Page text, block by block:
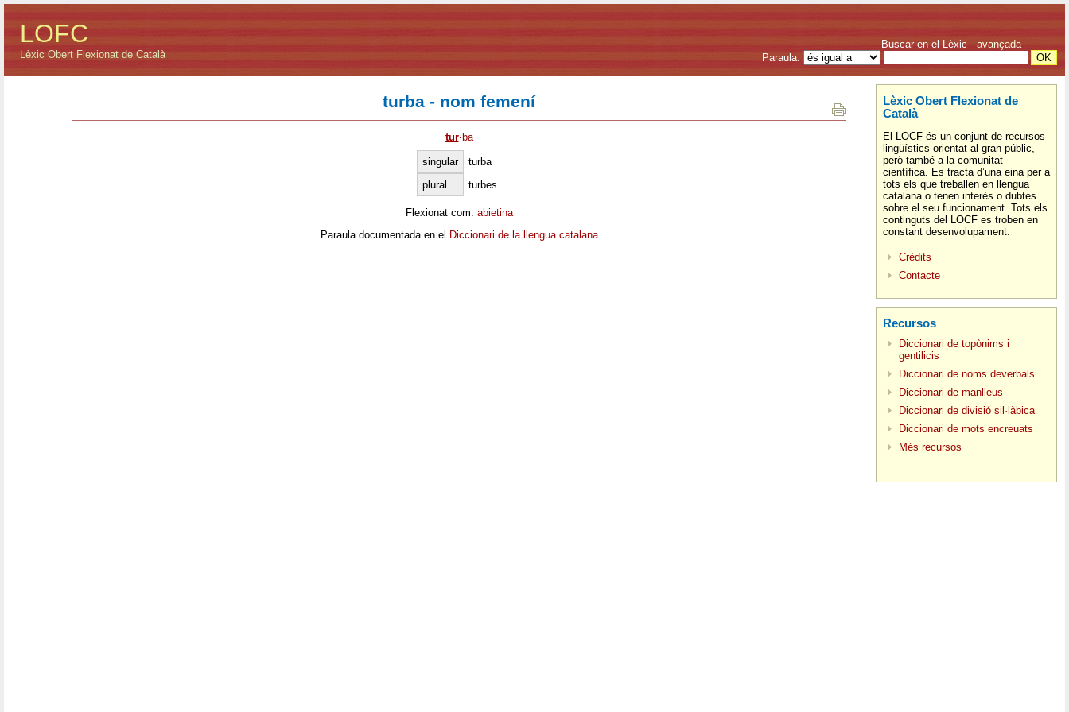
LOFC
Lèxic Obert Flexionat de Català
Buscar en el Lèxic avançada
Paraula:
turba - nom femení
tur· ba
singular
turba
plural
turbes
Flexionat com: abietina
Paraula documentada en el Diccionari de la llengua catalana
Lèxic Obert Flexionat de
Català
El LOCF és un conjunt de recursos
lingüístics orientat al gran públic,
però també a la comunitat
científica. Es tracta d’una eina per a
tots els que treballen en llengua
catalana o tenen interès o dubtes
sobre el seu funcionament. Tots els
continguts del LOCF es troben en
constant desenvolupament.
Crèdits
Contacte
Recursos
Diccionari de topònims i
gentilicis
Diccionari de noms deverbals
Diccionari de manlleus
Diccionari de divisió sil·làbica
Diccionari de mots encreuats
Més recursos